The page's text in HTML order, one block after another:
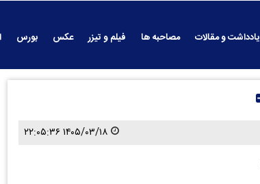
یادداشت و مقالات مصاحبه ها فیلم و تیزر عکس بورس
۱۴۰۵/۰۳/۱۸ ۲۲:۰۵:۳۶